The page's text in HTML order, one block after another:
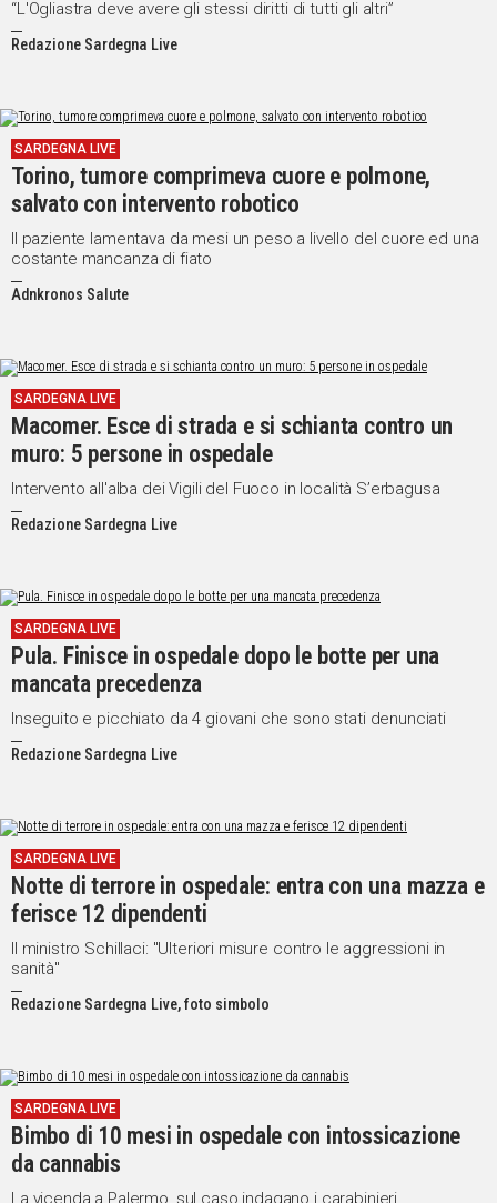
“L'Ogliastra deve avere gli stessi diritti di tutti gli altri”
Redazione Sardegna Live
SARDEGNA LIVE
Torino, tumore comprimeva cuore e polmone,
salvato con intervento robotico
Il paziente lamentava da mesi un peso a livello del cuore ed una
costante mancanza di fiato
Adnkronos Salute
SARDEGNA LIVE
Macomer. Esce di strada e si schianta contro un
muro: 5 persone in ospedale
Intervento all'alba dei Vigili del Fuoco in località S’erbagusa
Redazione Sardegna Live
SARDEGNA LIVE
Pula. Finisce in ospedale dopo le botte per una
mancata precedenza
Inseguito e picchiato da 4 giovani che sono stati denunciati
Redazione Sardegna Live
SARDEGNA LIVE
Notte di terrore in ospedale: entra con una mazza e
ferisce 12 dipendenti
Il ministro Schillaci: "Ulteriori misure contro le aggressioni in
sanità"
Redazione Sardegna Live, foto simbolo
SARDEGNA LIVE
Bimbo di 10 mesi in ospedale con intossicazione
da cannabis
La vicenda a Palermo, sul caso indagano i carabinieri